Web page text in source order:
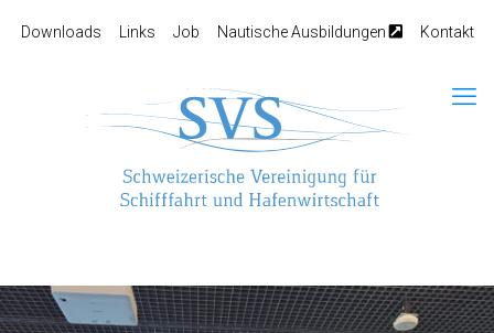
Downloads Links Job Nautische Ausbildungen Kontakt